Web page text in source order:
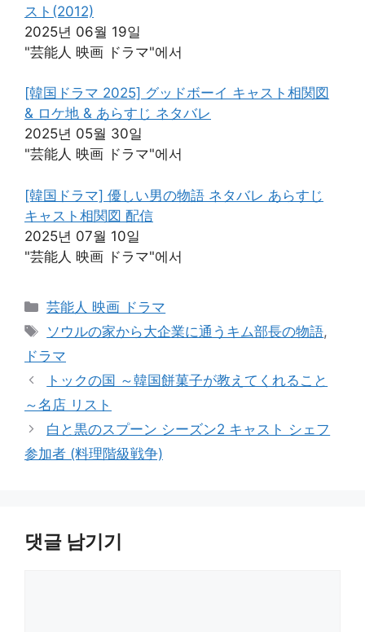
スト(2012)
2025년 06월 19일
"芸能人 映画 ドラマ"에서
[韓国ドラマ 2025] グッドボーイ キャスト相関図
& ロケ地 & あらすじ ネタバレ
2025년 05월 30일
"芸能人 映画 ドラマ"에서
[韓国ドラマ] 優しい男の物語 ネタバレ あらすじ
キャスト相関図 配信
2025년 07월 10일
"芸能人 映画 ドラマ"에서
카
테
리
芸能人 映画 ドラマ
태
그
ソウルの家から大企業に通うキム部長の物語,
ドラマ
トックの国 ～韓国餅菓子が教えてくれること
～名店 リスト
白と黒のスプーン シーズン2 キャスト シェフ
参加者 (料理階級戦争)
댓글 남기기